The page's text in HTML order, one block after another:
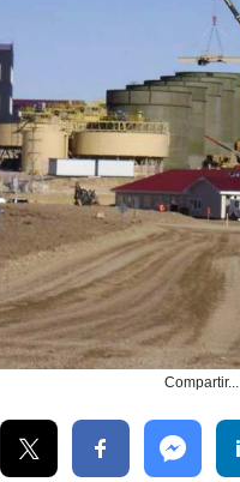
Compartir...